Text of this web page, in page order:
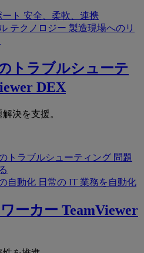
ト 安全、柔軟、連携
テクノロジー 製造現場へのリ
トラブルシューテ
DEX
決を支援。
トラブルシューティング 問題
自動化 日常の IT 業務を自動化
ーカー TeamViewer